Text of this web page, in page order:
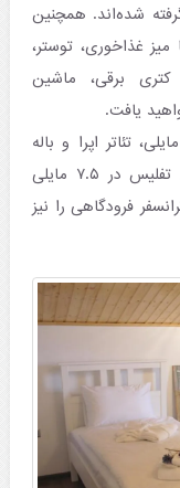
شده‌اند. همچنین
میز غذاخوری، توستر،
کتری برقی، ماشین
یافت.
است تئاتر روستاولی تفلیس در ۳.۱ مایلی، تئاتر اپرا و باله
تفلیس در ۳.۲ مایلی و فرودگاه بین‌المللی تفلیس در ۷.۵ مایلی
فرودگاهی را نیز